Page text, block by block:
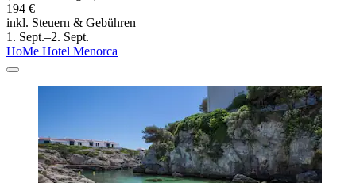
194 €
inkl. Steuern & Gebühren
1. Sept.–2. Sept.
HoMe Hotel Menorca